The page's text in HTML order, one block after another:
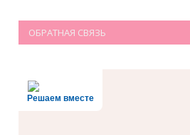
ОБРАТНАЯ СВЯЗЬ
Решаем вместе